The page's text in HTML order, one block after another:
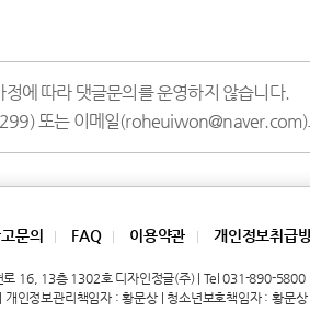
에 따라 댓글문의를 운영하지 않습니다.
또는 이메일(roheuiwon@naver.com)
문의 FAQ 이용약관 개인정보취급
로 16, 13층 1302호 디자인정글(주) | Tel 031-890-
개인정보관리책임자 : 황문상 | 청소년보호책임자 : 황문상